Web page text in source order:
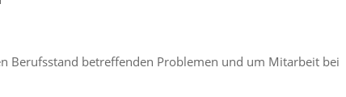
Berufsstand betreffenden Problemen und um Mitarbeit bei